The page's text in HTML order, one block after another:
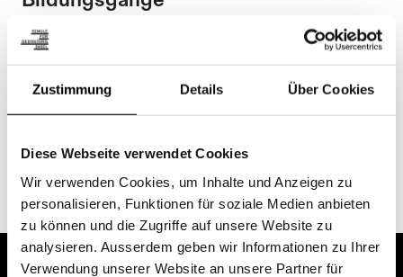
Zustimmung Details Über Cookies
Diese Webseite verwendet Cookies
Wir verwenden Cookies, um Inhalte und Anzeigen zu
personalisieren, Funktionen für soziale Medien anbieten
zu können und die Zugriffe auf unsere Website zu
analysieren. Ausserdem geben wir Informationen zu Ihrer
Verwendung unserer Website an unsere Partner für
K’Werk Bildschule, K’Werk Kurse
Kontakt
celia.sidler@sfgbasel.ch